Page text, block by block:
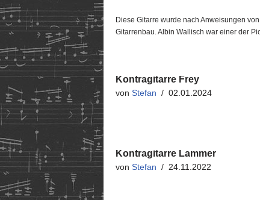
Diese Gitarre wurde nach Anweisungen
Gitarrenbau. Albin Wallisch war einer der
Kontragitarre Frey
von Stefan 02.01.2024
Kontragitarre Lammer
von Stefan 24.11.2022